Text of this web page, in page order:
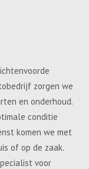
zorgen we
en onderhoud.
conditie
komen we met
of op de zaak.
voor